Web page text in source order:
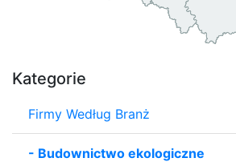
Kategorie
Firmy Według Branż
- Budownictwo ekologiczne